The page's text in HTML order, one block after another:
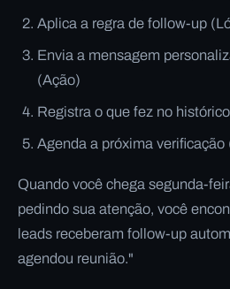
Aplica a regra de follow-up
Envia a mensagem
(Ação)
Registra o que fez no
Agenda a próxima verificação
Quando você chega segunda-
pedindo sua atenção, você
leads receberam follow-up
agendou reunião."